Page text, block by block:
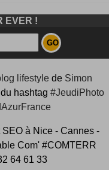
EVER !
lifestylede Simon
hashtag #JeudiPhoto
à Nice - Cannes -
Com' #COMTERR
64 61 33